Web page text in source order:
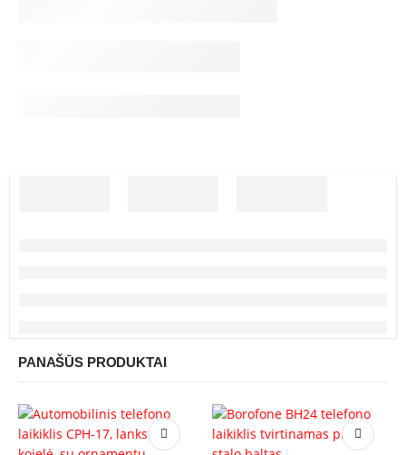
PANAŠŪS PRODUKTAI